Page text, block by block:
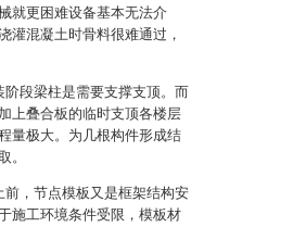
就更困难设备基本无法介
灌混凝土时骨料很难通过，
段梁柱是需要支撑支顶。而
上叠合板的临时支顶各楼层
量极大。为几根构件形成结
。
，节点模板又是框架结构安
施工环境条件受限，模板材